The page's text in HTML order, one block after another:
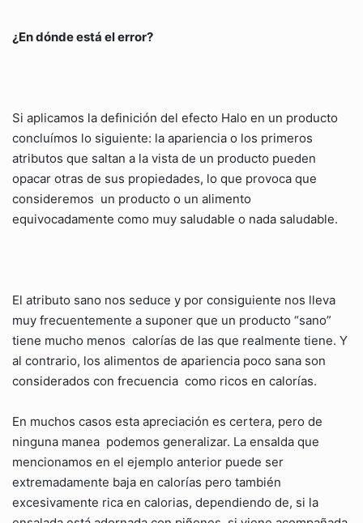
¿En dónde está el error?
Si aplicamos la definición del efecto Halo en un producto
concluímos lo siguiente: la apariencia o los primeros
atributos que saltan a la vista de un producto pueden
opacar otras de sus propiedades, lo que provoca que
consideremos un producto o un alimento
equivocadamente como muy saludable o nada saludable.
El atributo sano nos seduce y por consiguiente nos lleva
muy frecuentemente a suponer que un producto “sano”
tiene mucho menos calorías de las que realmente tiene. Y
al contrario, los alimentos de apariencia poco sana son
considerados con frecuencia como ricos en calorías.
En muchos casos esta apreciación es certera, pero de
ninguna manea podemos generalizar. La ensalda que
mencionamos en el ejemplo anterior puede ser
extremadamente baja en calorías pero también
excesivamente rica en calorias, dependiendo de, si la